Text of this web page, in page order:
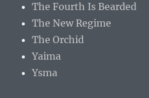
The Fourth Is Bearded
The New Regime
The Orchid
Yaima
Ysma